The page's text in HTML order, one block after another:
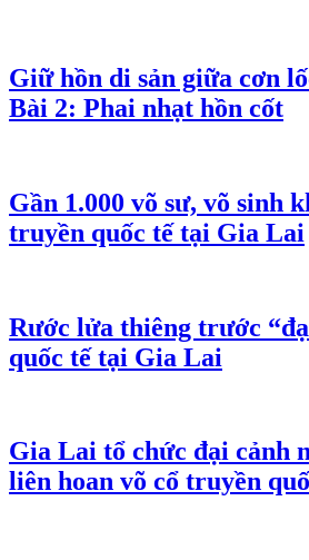
Giữ hồn di sản giữa cơn
Bài 2: Phai nhạt hồn cốt
Gần 1.000 võ sư, võ sinh
truyền quốc tế tại Gia Lai
Rước lửa thiêng trước
quốc tế tại Gia Lai
Gia Lai tổ chức đại cảnh
liên hoan võ cổ truyền